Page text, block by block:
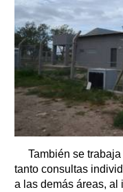
También se
tanto consultas
a las demás áreas, al